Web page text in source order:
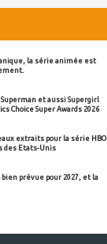
la série animée est
Superman et aussi Supergirl
Choice Super Awards 2026
extraits pour la série HBO
des Etats-Unis
bien prévue pour 2027, et la